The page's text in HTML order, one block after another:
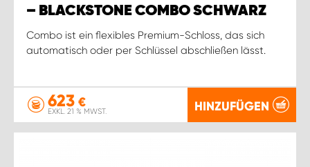
– BLACKSTONE COMBO SCHWARZ
Combo ist ein flexibles Premium-Schloss, das sich
automatisch oder per Schlüssel abschließen lässt.
623 €
EXKL. 21 % MWST. HINZUFÜGEN